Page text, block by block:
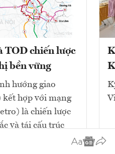
TOD chiến lược
bền vững
hướng giao
hợp với mạng
là chiến lược
và tái cấu trúc
tập...